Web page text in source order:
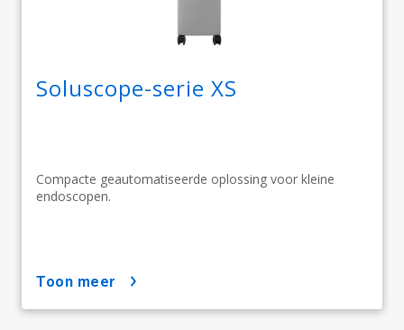
Soluscope-serie XS
Compacte geautomatiseerde oplossing voor kleine
endoscopen.
toon meer